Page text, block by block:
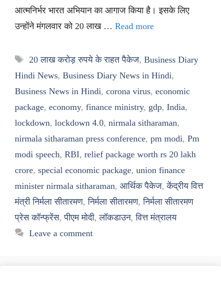
आत्मनिर्भर भारत अभियान का आगाज किया है। इसके लिए
उन्होंने मंगलवार को 20 लाख … Read more
Tags
20 लाख करोड़ रुपये के राहत पैकेज, Business Diary
Hindi News, Business Diary News in Hindi,
Business News in Hindi, corona virus, economic
package, economy, finance ministry, gdp, India,
lockdown, lockdown 4.0, nirmala sitharaman,
nirmala sitharaman press conference, pm modi, Pm
modi speech, RBI, relief package worth rs 20 lakh
crore, special economic package, union finance
minister nirmala sitharaman, आर्थिक पैकेज,केंद्रीय वित्त
मंत्री निर्मला सीतारमण,निर्मला सीतारमण,निर्मला सीतारमण
प्रेस कॉन्फ्रेंस,पीएम मोदी,लॉकडाउन,वित्त मंत्रालय
Leave a comment